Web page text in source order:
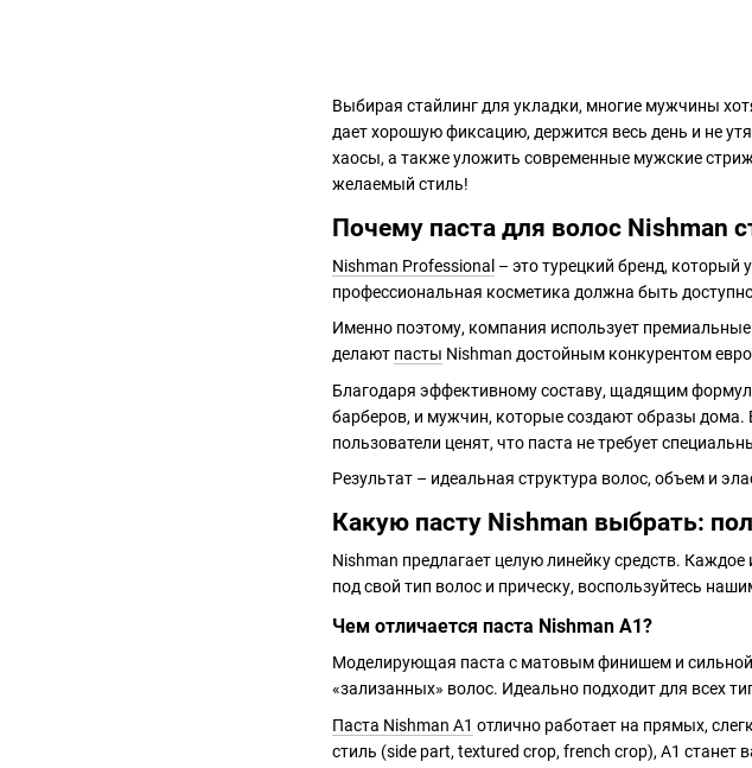
Выбирая стайлинг для укладки, многие мужчины
дает хорошую фиксацию, держится весь день и не
хаосы, а также уложить современные мужские
желаемый стиль!
Почему паста для волос Nishman
Nishman Professional – это турецкий бренд, который
профессиональная косметика должна быть
Именно поэтому, компания использует
делают пасты Nishman достойным конкурентом
Благодаря эффективному составу, щадящим
барберов, и мужчин, которые создают образы
пользователи ценят, что паста не требует
Результат – идеальная структура волос, объем и
Какую пасту Nishman выбрать:
Nishman предлагает целую линейку средств.
под свой тип волос и прическу, воспользуйтесь
Чем отличается паста Nishman A1?
Моделирующая паста с матовым финишем и сильной,
«зализанных» волос. Идеально подходит для всех
Паста Nishman A1 отлично работает на прямых,
стиль (side part, textured crop, french crop), A1